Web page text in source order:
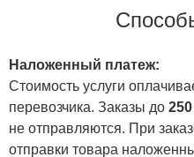
Наложенный платеж:
Стоимость услуги
перевозчика. Заказы до 250
не отправляются. При
отправки товара